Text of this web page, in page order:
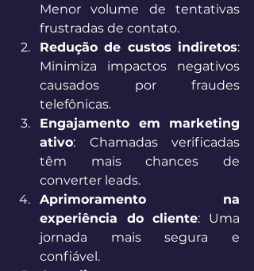
Menor volume de tentativas
frustradas de contato.
Redução de custos indiretos:
Minimiza impactos negativos
causados por fraudes
telefônicas.
Engajamento em marketing
ativo: Chamadas verificadas
têm mais chances de
converter leads.
Aprimoramento na
experiência do cliente: Uma
jornada mais segura e
confiável.